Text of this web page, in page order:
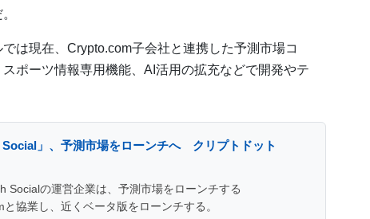
は現在、Crypto.com子会社と連携した予測市場コ
ポーツ情報専用機能、AI活用の拡充などで開発やテ
Social」、予測市場をローンチへ クリプトドット
Socialの運営企業は、予測市場をローンチする
協業し、近くベータ版をローンチする。